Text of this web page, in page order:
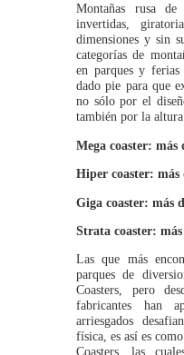
Montañas rusa
invertidas,
dimensiones y sin
categorías de
en parques y
dado pie para que
no sólo por el
también por la altura
Mega coaster: más
Hiper coaster: más
Giga coaster: más
Strata coaster:
Las que más
parques de
Coasters, pero
fabricantes han
arriesgados
física, es así es
Coasters, las